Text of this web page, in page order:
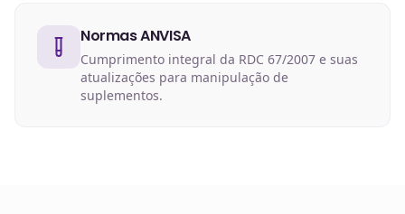
Normas ANVISA
Cumprimento integral da RDC 67/2007 e suas
atualizações para manipulação de
suplementos.